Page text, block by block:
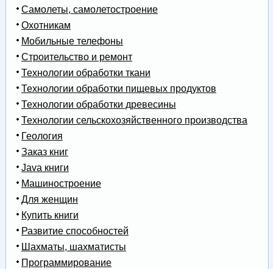
Самолеты, самолетостроение
Охотникам
Мобильные телефоны
Строительство и ремонт
Технологии обработки ткани
Технологии обработки пищевых продуктов
Технологии обработки древесины
Технологии сельскохозяйственного производства
Геология
Заказ книг
Java книги
Машиностроение
Для женщин
Купить книги
Развитие способностей
Шахматы, шахматисты
Программирование